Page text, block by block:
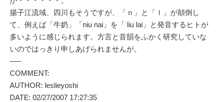
揚子江流域、四川もそうですが、「ｎ」と「ｌ」が顛倒し
て、例えば「牛奶」「niu nai」を「 liu lai」と発音するヒトが
多いように感じられます。方言と音韻をふかく研究していな
いのではっきり申しあげられませんが。
—–
COMMENT:
AUTHOR: leslieyoshi
DATE: 02/27/2007 17:27:35